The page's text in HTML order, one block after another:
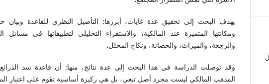
يهدف البحث إلى تحقيق عدة غايات، أبرزها: التأصيل النظري للقاعدة وبيان
ومكانتها المتميزة عند المالكية، والاستقراء التحليلي لتطبيقاتها في مسائل
والرجعة، والميراث، والحضانة، ونكاح المحلل.
وقد توصلت الدراسة في هذا البحث إلى عدة نتائج، منها: أن قاعدة سد
المذهب المالكي ليست مجرد أصل تبعي، بل هي ركيزة أساسية تقوم على اعتبار